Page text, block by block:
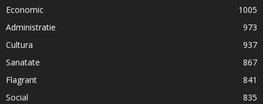
Economic
1005
Administratie
973
Cultura
937
Sanatate
867
Flagrant
841
Social
835